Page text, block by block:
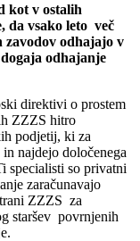
kot v ostalih
da vsako leto več
zavodov odhajajo v
dogaja odhajanje
direktivi o prostem
ZZZS hitro
podjetij, ki za
najdejo določenega
specialisti so privatni
zaračunavajo
ZZZS za
staršev povrnjenih